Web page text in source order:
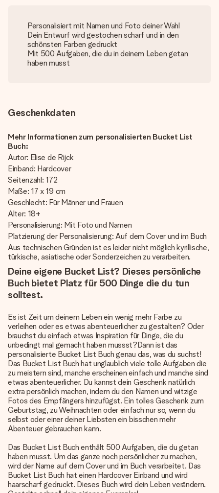
Personalisiert mit Namen und Foto deiner Wahl
Dein Entwurf wird gestochen scharf und in den
schönsten Farben gedruckt
Mit 500 Aufgaben, die du in deinem Leben getan
haben musst
Geschenkdaten
Mehr Informationen zum personalisierten Bucket List
Buch:
Autor: Elise de Rijck
Einband: Hardcover
Seitenzahl: 172
Maße: 17 x 19 cm
Geschlecht: Für Männer und Frauen
Alter: 18+
Personalisierung: Mit Foto und Namen
Platzierung der Personalisierung: Auf dem Cover und im Buch
Aus technischen Gründen ist es leider nicht möglich kyrillische,
türkische, asiatische oder Sonderzeichen zu verarbeiten.
Deine eigene Bucket List? Dieses persönliche
Buch bietet Platz für 500 Dinge die du tun
solltest.
Es ist Zeit um deinem Leben ein wenig mehr Farbe zu
verleihen oder es etwas abenteuerlicher zu gestalten? Oder
brauchst du einfach etwas Inspiration für Dinge, die du
unbedingt mal gemacht haben mussst?Dann ist das
personalisierte Bucket List Buch genau das, was du suchst!
Das Bucket List Buch hat unglaublich viele tolle Aufgaben die
zu meistern sind, manche erscheinen einfach und manche sind
etwas abenteuerlicher. Du kannst dein Geschenk natürlich
extra persönlich machen, indem du den Namen und witzige
Fotos des Empfängers hinzufügst. Ein tolles Geschenk zum
Geburtstag, zu Weihnachten oder einfach nur so, wenn du
selbst oder einer deiner Liebsten ein bisschen mehr
Abenteuer gebrauchen kann.
Das Bucket List Buch enthält 500 Aufgaben, die du getan
haben musst. Um das ganze noch persönlicher zu machen,
wird der Name auf dem Cover und im Buch verarbeitet. Das
Bucket List Buch hat einen Hardcover Einband und wird
haarscharf gedruckt. Dieses Buch wird dein Leben verändern.